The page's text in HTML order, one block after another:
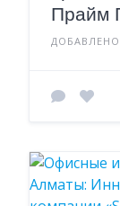
Прайм
ДОБАВЛЕНО